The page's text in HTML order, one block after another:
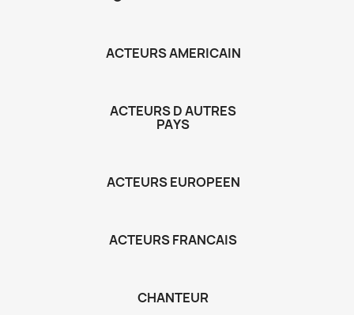
ACTEURS AMERICAIN
ACTEURS D AUTRES
PAYS
ACTEURS EUROPEEN
ACTEURS FRANCAIS
CHANTEUR